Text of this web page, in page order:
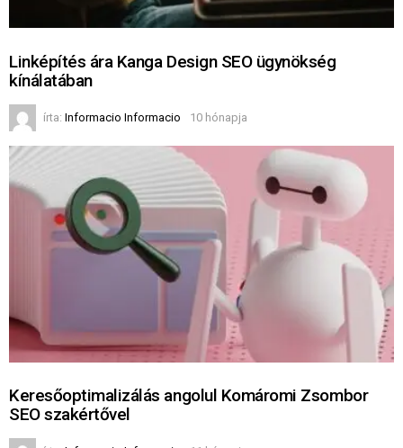
Linképítés ára Kanga Design SEO ügynökség
kínálatában
írta: Informacio Informacio 10 hónapja
Keresőoptimalizálás angolul Komáromi Zsombor
SEO szakértővel